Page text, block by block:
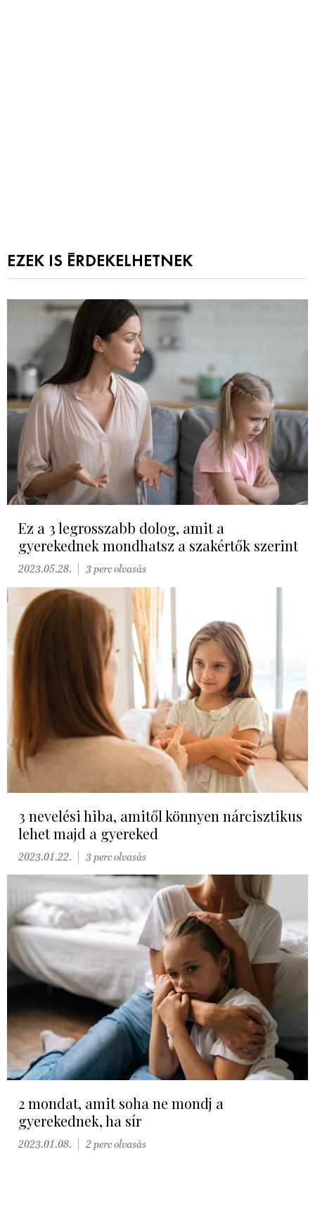
EZEK IS ÉRDEKELHETNEK
Ez a 3 legrosszabb dolog, amit a
gyerekednek mondhatsz a szakértők szerint
2023.05.28. 3 perc olvasás
3 nevelési hiba, amitől könnyen nárcisztikus
lehet majd a gyereked
2023.01.22. 3 perc olvasás
2 mondat, amit soha ne mondj a
gyerekednek, ha sír
2023.01.08. 2 perc olvasás